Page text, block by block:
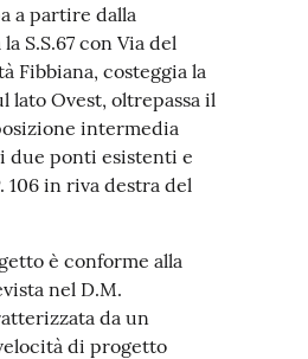
a partire dalla
S.S.67 con Via del
Fibbiana, costeggia la
lato Ovest, oltrepassa il
intermedia
due ponti esistenti e
106 in riva destra del
è conforme alla
nel D.M.
da un
di progetto